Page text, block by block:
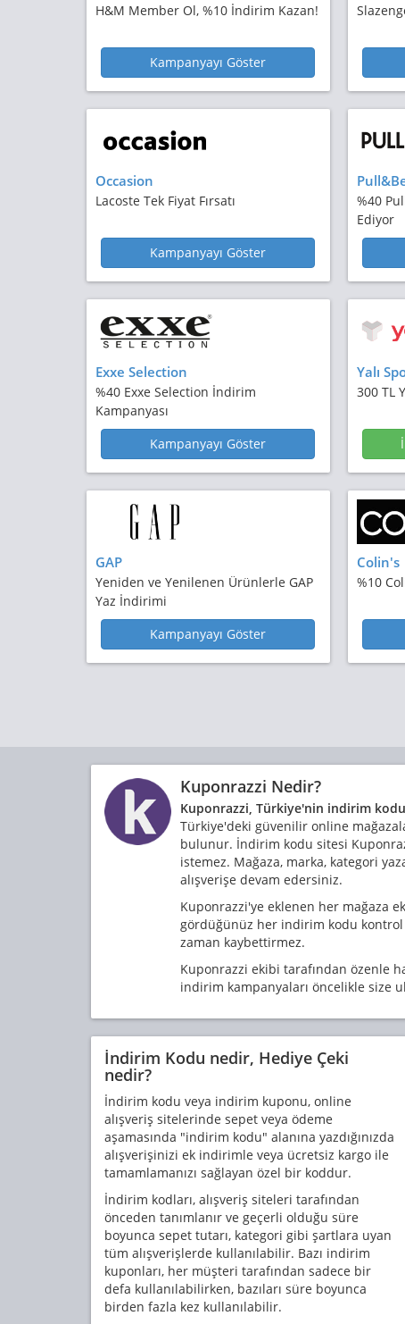
H&M Member Ol, %10 İndirim Kazan!
Kampanyayı Göster
Occasion
Lacoste Tek Fiyat Fırsatı
Kampanyayı Göster
%40
Ediyor
Exxe Selection
%40 Exxe Selection İndirim
Kampanyası
Kampanyayı Göster
Yalı
300 TL
GAP
Yeniden ve Yenilenen Ürünlerle GAP
Yaz İndirimi
Kampanyayı Göster
Colin's
%10
Kuponrazzi Nedir?
Kuponrazzi, Türkiye'nin indirim
Türkiye'deki güvenilir online
bulunur. İndirim kodu sitesi
istemez. Mağaza, marka, kategori
alışverişe devam edersiniz.
Kuponrazzi'ye eklenen her mağaza
gördüğünüz her indirim kodu
zaman kaybettirmez.
Kuponrazzi ekibi tarafından özenle
indirim kampanyaları öncelikle size
İndirim Kodu nedir, Hediye Çeki
nedir?
İndirim kodu veya indirim kuponu, online
alışveriş sitelerinde sepet veya ödeme
aşamasında "indirim kodu" alanına yazdığınızda
alışverişinizi ek indirimle veya ücretsiz kargo ile
tamamlamanızı sağlayan özel bir koddur.
İndirim kodları, alışveriş siteleri tarafından
önceden tanımlanır ve geçerli olduğu süre
boyunca sepet tutarı, kategori gibi şartlara uyan
tüm alışverişlerde kullanılabilir. Bazı indirim
kuponları, her müşteri tarafından sadece bir
defa kullanılabilirken, bazıları süre boyunca
birden fazla kez kullanılabilir.